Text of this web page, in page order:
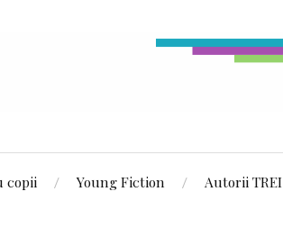
copii Young Fiction Autorii TREI